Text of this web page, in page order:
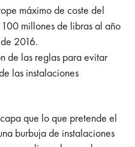
máximo de coste del
millones de libras al año
2016.
de las reglas para evitar
las instalaciones
que lo que pretende el
burbuja de instalaciones